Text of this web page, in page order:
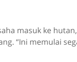
masuk ke
“Ini memulai